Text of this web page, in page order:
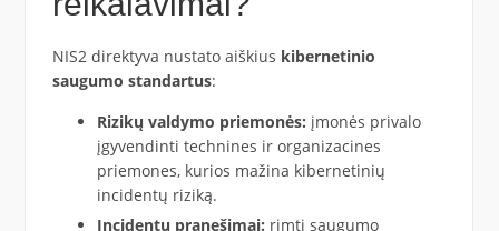
NIS2 direktyva nustato aiškius kibernetinio
saugumo standartus:
Rizikų valdymo priemonės: įmonės privalo
įgyvendinti technines ir organizacines
priemones, kurios mažina kibernetinių
incidentų riziką.
Incidentų pranešimai: rimti saugumo